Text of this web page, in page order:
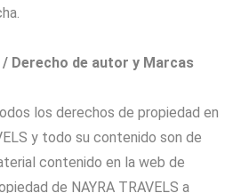
Derecho de autor y Marcas
los derechos de propiedad en
y todo su contenido son de
contenido en la web de
de NAYRA TRAVELS a